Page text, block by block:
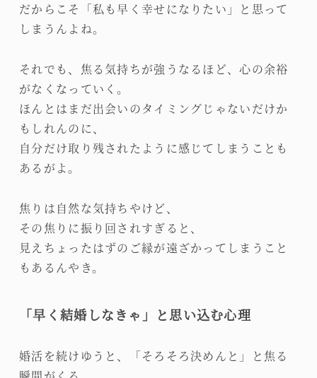
だからこそ「私も早く幸せになりたい」と思って
しまうんよね。
それでも、焦る気持ちが強うなるほど、心の余裕
がなくなっていく。
ほんとはまだ出会いのタイミングじゃないだけか
もしれんのに、
自分だけ取り残されたように感じてしまうことも
あるがよ。
焦りは自然な気持ちやけど、
その焦りに振り回されすぎると、
見えちょったはずのご縁が遠ざかってしまうこと
もあるんやき。
「早く結婚しなきゃ」と思い込む心理
婚活を続けゆうと、「そろそろ決めんと」と焦る